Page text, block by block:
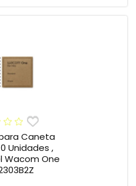
Caneta
Unidades ,
Wacom One